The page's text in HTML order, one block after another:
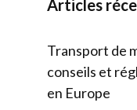
Articles
Transport de
conseils et
en Europe